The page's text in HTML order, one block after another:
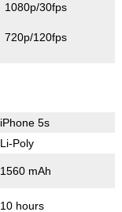
1080p/30fps
720p/120fps
iPhone 5s
Li-Poly
1560 mAh
10 hours